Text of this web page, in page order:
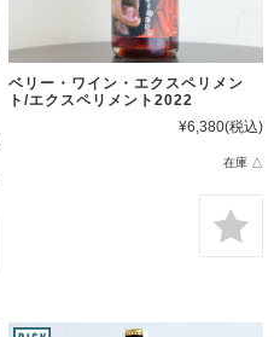
ベリー・ワイン・エクスペリメン
ト/エクスペリメント2022
¥6,380(税込)
在庫 △